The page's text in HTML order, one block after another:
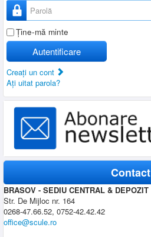
Parolă
Ţine-mă minte
Autentificare
Creaţi un cont
Aţi uitat parola?
Contact
BRASOV - SEDIU CENTRAL & DEPOZIT
Str. De Mijloc nr. 164
0268-47.66.52, 0752-42.42.42
office@scule.ro